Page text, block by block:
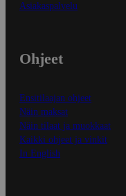
Asiakaspalvelu
Ohjeet
Ensitilaajan ohjeet
Näin maksat
Näin tilaat ja muokkaat
Kaikki ohjeet ja vinkit
In English